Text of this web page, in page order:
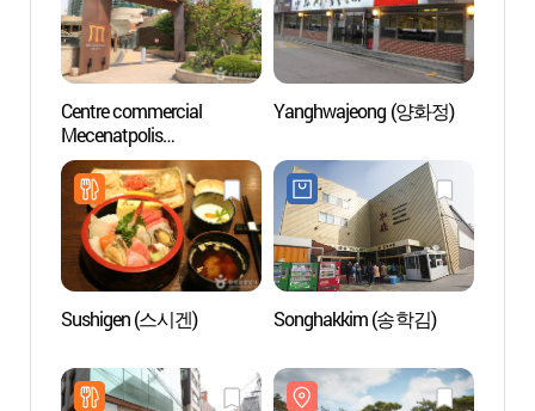
Centre commercial
Mecenatpolis
(메세나폴리스 몰 -
외국어사이트용)
Yanghwajeong (양화정)
Sushigen (스시겐) Songhakkim (송학김)